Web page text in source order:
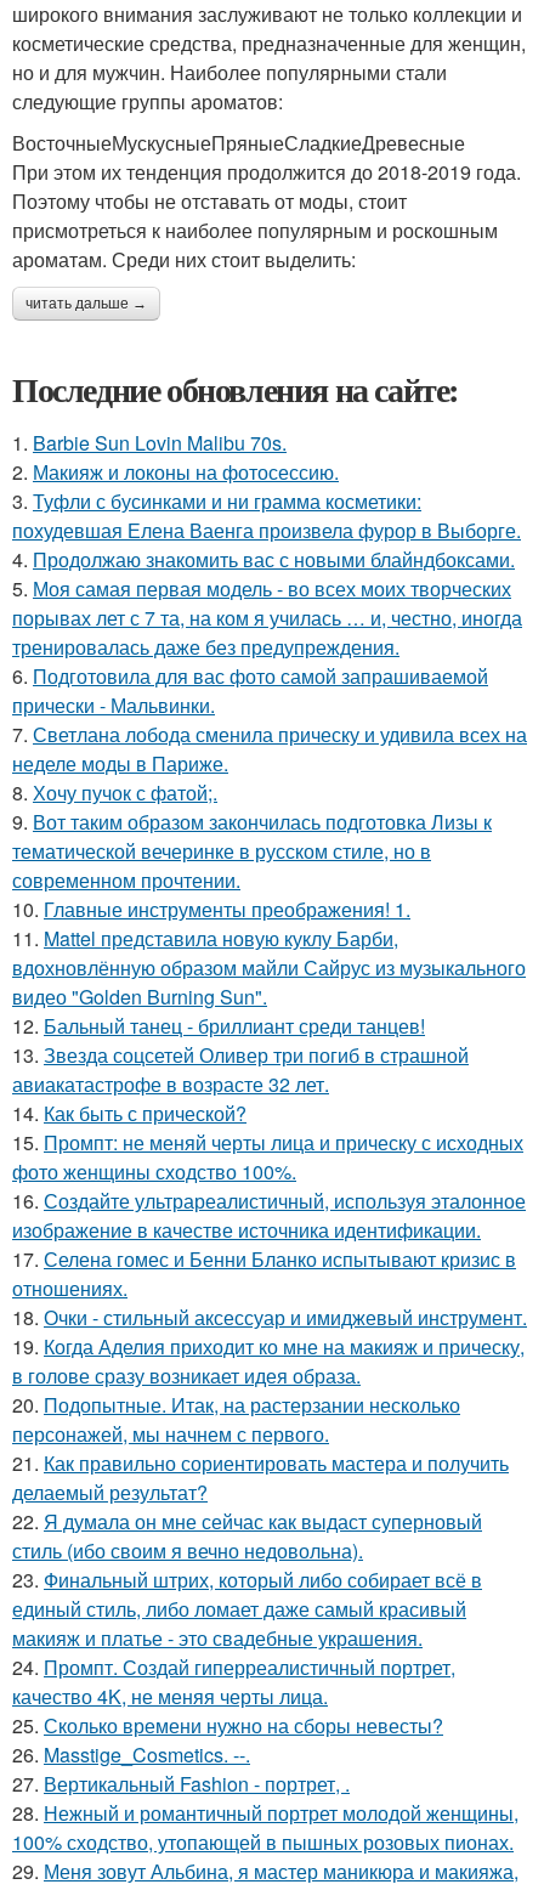
широкого внимания заслуживают не только коллекции и
косметические средства, предназначенные для женщин,
но и для мужчин. Наиболее популярными стали
следующие группы ароматов:
ВосточныеМускусныеПряныеСладкиеДревесные
При этом их тенденция продолжится до 2018-2019 года.
Поэтому чтобы не отставать от моды, стоит
присмотреться к наиболее популярным и роскошным
ароматам. Среди них стоит выделить:
читать дальше →
Последние обновления на сайте:
1. Barbie Sun Lovin Malibu 70s.
2. Макияж и локоны на фотосессию.
3. Туфли с бусинками и ни грамма косметики:
похудевшая Елена Ваенга произвела фурор в Выборге.
4. Продолжаю знакомить вас с новыми блайндбоксами.
5. Моя самая первая модель - во всех моих творческих
порывах лет с 7 та, на ком я училась … и, честно, иногда
тренировалась даже без предупреждения.
6. Подготовила для вас фото самой запрашиваемой
прически - Мальвинки.
7. Светлана лобода сменила прическу и удивила всех на
неделе моды в Париже.
8. Хочу пучок с фатой;.
9. Вот таким образом закончилась подготовка Лизы к
тематической вечеринке в русском стиле, но в
современном прочтении.
10. Главные инструменты преображения! 1.
11. Mattel представила новую куклу Барби,
вдохновлённую образом майли Сайрус из музыкального
видео "Golden Burning Sun".
12. Бальный танец - бриллиант среди танцев!
13. Звезда соцсетей Оливер три погиб в страшной
авиакатастрофе в возрасте 32 лет.
14. Как быть с прической?
15. Промпт: не меняй черты лица и прическу с исходных
фото женщины сходство 100%.
16. Создайте ультрареалистичный, используя эталонное
изображение в качестве источника идентификации.
17. Селена гомес и Бенни Бланко испытывают кризис в
отношениях.
18. Очки - стильный аксессуар и имиджевый инструмент.
19. Когда Аделия приходит ко мне на макияж и прическу,
в голове сразу возникает идея образа.
20. Подопытные. Итак, на растерзании несколько
персонажей, мы начнем с первого.
21. Как правильно сориентировать мастера и получить
делаемый результат?
22. Я думала он мне сейчас как выдаст суперновый
стиль (ибо своим я вечно недовольна).
23. Финальный штрих, который либо собирает всё в
единый стиль, либо ломает даже самый красивый
макияж и платье - это свадебные украшения.
24. Промпт. Создай гиперреалистичный портрет,
качество 4K, не меняя черты лица.
25. Сколько времени нужно на сборы невесты?
26. Masstige_Cosmetics. --.
27. Вертикальный Fashion - портрет, .
28. Нежный и романтичный портрет молодой женщины,
100% сходство, утопающей в пышных розовых пионах.
29. Меня зовут Альбина, я мастер маникюра и макияжа,